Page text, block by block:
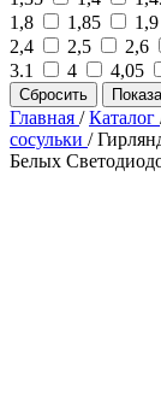
1,8
1,85 1,9
2,4
2,5 2,6
3.1
4 4,05
Сбросить
Главная /Каталог
сосульки /
Белых